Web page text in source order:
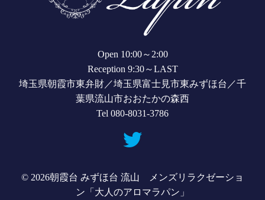
Open 10:00～2:00
Reception 9:30～LAST
埼玉県朝霞市東弁財／埼玉県富士見市東みずほ台／千
葉県流山市おおたかの森西
Tel 080-8031-3786
© 2026朝霞台 みずほ台 流山 メンズリラクゼーショ
ン「大人のアロマラパン」